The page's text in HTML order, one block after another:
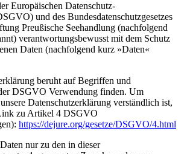
Europäischen Datenschutz-
und des Bundesdatenschutzgesetzes
Preußische Seehandlung (nachfolgend
verantwortungsbewusst mit dem Schutz
Daten (nachfolgend kurz »Daten«
beruht auf Begriffen und
DSGVO Verwendung finden. Um
Datenschutzerklärung verständlich ist,
zu Artikel 4 DSGVO
https://dejure.org/gesetze/DSGVO/4.html
nur zu den in dieser